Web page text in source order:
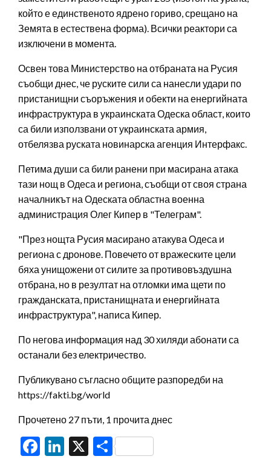
който е единственото ядрено гориво, срещано на
Земята в естествена форма). Всички реактори са
изключени в момента.
Освен това Министерство на отбраната на Русия
съобщи днес, че руските сили са нанесли удари по
пристанищни съоръжения и обекти на енергийната
инфраструктура в украинската Одеска област, които
са били използвани от украинската армия,
отбелязва руската новинарска агенция Интерфакс.
Петима души са били ранени при масирана атака
тази нощ в Одеса и региона, съобщи от своя страна
началникът на Одеската областна военна
администрация Олег Кипер в "Телеграм".
"През нощта Русия масирано атакува Одеса и
региона с дронове. Повечето от вражеските цели
бяха унищожени от силите за противовъздушна
отбрана, но в резултат на отломки има щети по
гражданската, пристанищната и енергийната
инфраструктура", написа Кипер.
По негова информация над 30 хиляди абонати са
останали без електричество.
Публикувано съгласно общите разпоредби на
https://fakti.bg/world
Прочетено 27 пъти, 1 прочита днес
Facebook
LinkedIn
X Share